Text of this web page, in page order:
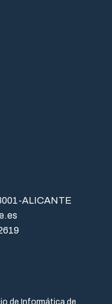
ALICANTE
de Informática de